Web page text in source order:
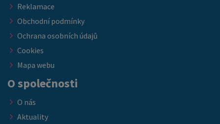
Reklamace
Obchodní podmínky
Ochrana osobních údajů
Cookies
Mapa webu
O společnosti
O nás
Aktuality